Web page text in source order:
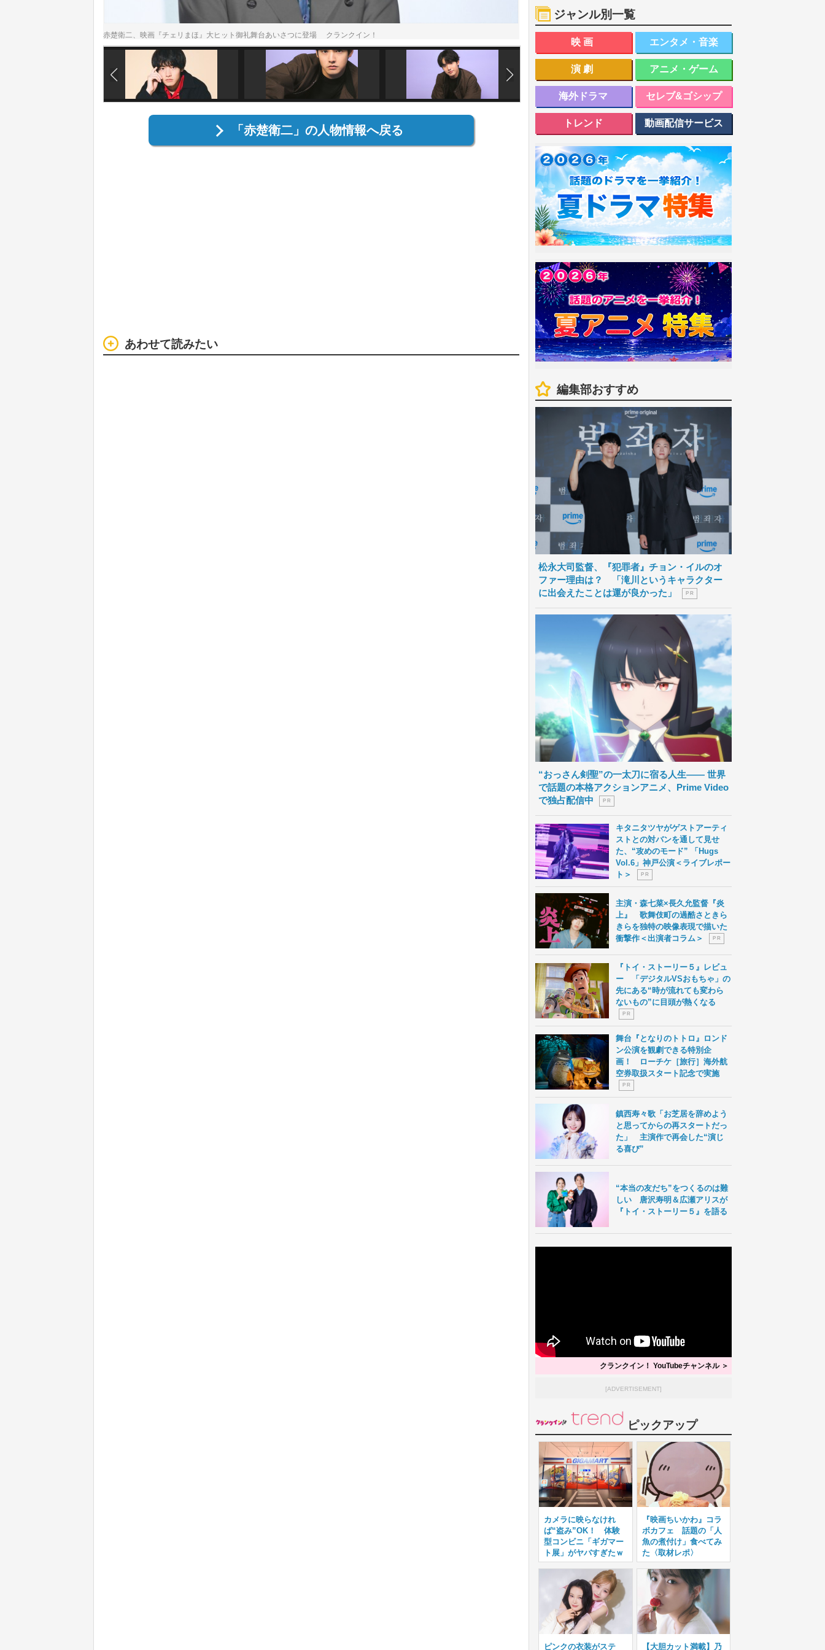
赤楚衛二、映画『チェリまほ』大ヒット御礼舞台あいさつに登場 クランクイン！
「赤楚衛二」の人物情報へ戻る
あわせて読みたい
ジャンル別一覧
映画 エンタメ・音楽
演劇 アニメ・ゲーム
海外ドラマ セレブ&ゴシップ
トレンド 動画配信サービス
編集部おすすめ
松永大司監督、『犯罪者』チョン・イルのオ
ファー理由は？ 「滝川というキャラクター
に出会えたことは運が良かった」
P R
“おっさん剣聖”の一太刀に宿る人生―― 世界
で話題の本格アクションアニメ、Prime Video
で独占配信中
P R
キタニタツヤがゲストアーティ
ストとの対バンを通して見せ
た、“攻めのモード” 「Hugs
Vol.6」神戸公演＜ライブレポー
ト＞
P R
主演・森七菜×長久允監督『炎
上』 歌舞伎町の過酷さときら
きらを独特の映像表現で描いた
衝撃作＜出演者コラム＞
P R
『トイ・ストーリー５』レビュ
ー 「デジタルVSおもちゃ」の
先にある“時が流れても変わら
ないもの”に目頭が熱くなる
P R
舞台『となりのトトロ』ロンド
ン公演を観劇できる特別企
画！ ローチケ［旅行］海外航
空券取扱スタート記念で実施
P R
鎮西寿々歌「お芝居を辞めよう
と思ってからの再スタートだっ
た」 主演作で再会した“演じ
る喜び”
“本当の友だち”をつくるのは難
しい 唐沢寿明＆広瀬アリスが
『トイ・ストーリー５』を語る
クランクイン！ YouTubeチャンネル ＞
[ADVERTISEMENT]
ピックアップ
カメラに映らなけれ
ば“盗み”OK！ 体験
型コンビニ「ギガマー
ト展」がヤバすぎたｗ
『映画ちいかわ』コラ
ボカフェ 話題の「人
魚の煮付け」食べてみ
た〈取材レポ〉
ピンクの衣装がステ 【大胆カット満載】乃